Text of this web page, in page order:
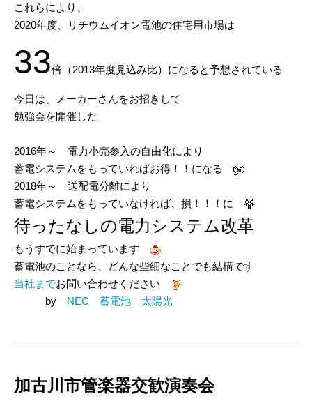
これらにより、
2020年度、リチウムイオン電池の住宅用市場は
33倍（2013年度見込み比）になると予想されている
今日は、メーカーさんをお招きして
勉強会を開催した
2016年～ 電力小売参入の自由化により
蓄電システムをもっていればお得！！になる
2018年～ 送配電分離により
蓄電システムをもっていなければ、損！！！に
待ったなしの電力システム改革
もうすでに始まっています
蓄電池のことなら、どんな些細なことでも結構です
当社までお問い合わせください
by NEC 蓄電池 太陽光
加古川市管楽器交歓演奏会